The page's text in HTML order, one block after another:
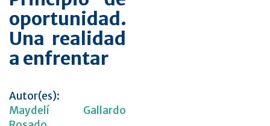
oportunidad.
Una realidad
a enfrentar
Autor(es):
Maydelí Gallardo